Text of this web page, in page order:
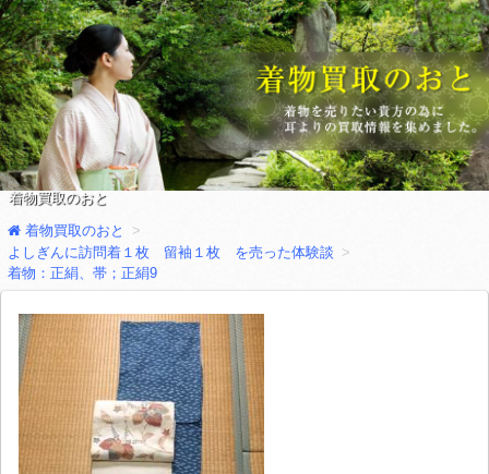
着物買取のおと
着物買取のおと
よしぎんに訪問着１枚 留袖１枚 を売った体験談
着物：正絹、帯；正絹9